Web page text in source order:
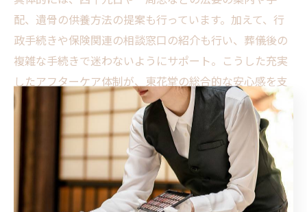
配、遺骨の供養方法の提案も行っています。加えて、行
政手続きや保険関連の相談窓口の紹介も行い、葬儀後の
複雑な手続きで迷わないようにサポート。こうした充実
したアフターケア体制が、東花堂の総合的な安心感を支
えています。
突然の訃報時に備える実践的な準備